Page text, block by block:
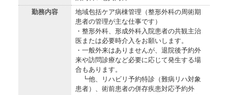
勤務内容
地域包括ケア病棟管理（整形外科の周術期
患者の管理が主な仕事です）
・整形外科、形成外科入院患者の共観主治
医または必要時介入をお願いします。
・一般外来はありませんが、退院後予約外
来や訪問診療など必要に応じて発生する場
合もあります。
┗他、リハビリ予約特診（難病リハ対象
患者）、術前患者の併存疾患対応予約外